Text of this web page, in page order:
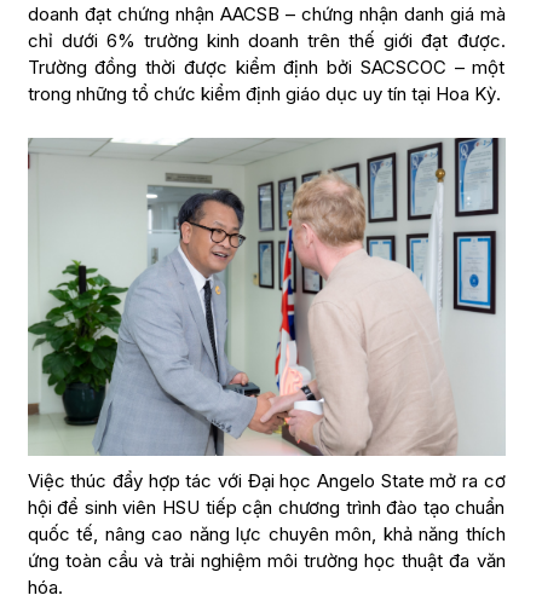
doanh đạt chứng nhận AACSB – chứng nhận danh giá mà
chỉ dưới 6% trường kinh doanh trên thế giới đạt được.
Trường đồng thời được kiểm định bởi SACSCOC – một
trong những tổ chức kiểm định giáo dục uy tín tại Hoa Kỳ.
Việc thúc đẩy hợp tác với Đại học Angelo State mở ra cơ
hội để sinh viên HSU tiếp cận chương trình đào tạo chuẩn
quốc tế, nâng cao năng lực chuyên môn, khả năng thích
ứng toàn cầu và trải nghiệm môi trường học thuật đa văn
hóa.